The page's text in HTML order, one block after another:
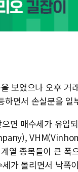
보였으나 오후 거
면서 손실분을 일
면 매수세가 유입
종목들이 큰 폭
가 몰리면서 낙폭